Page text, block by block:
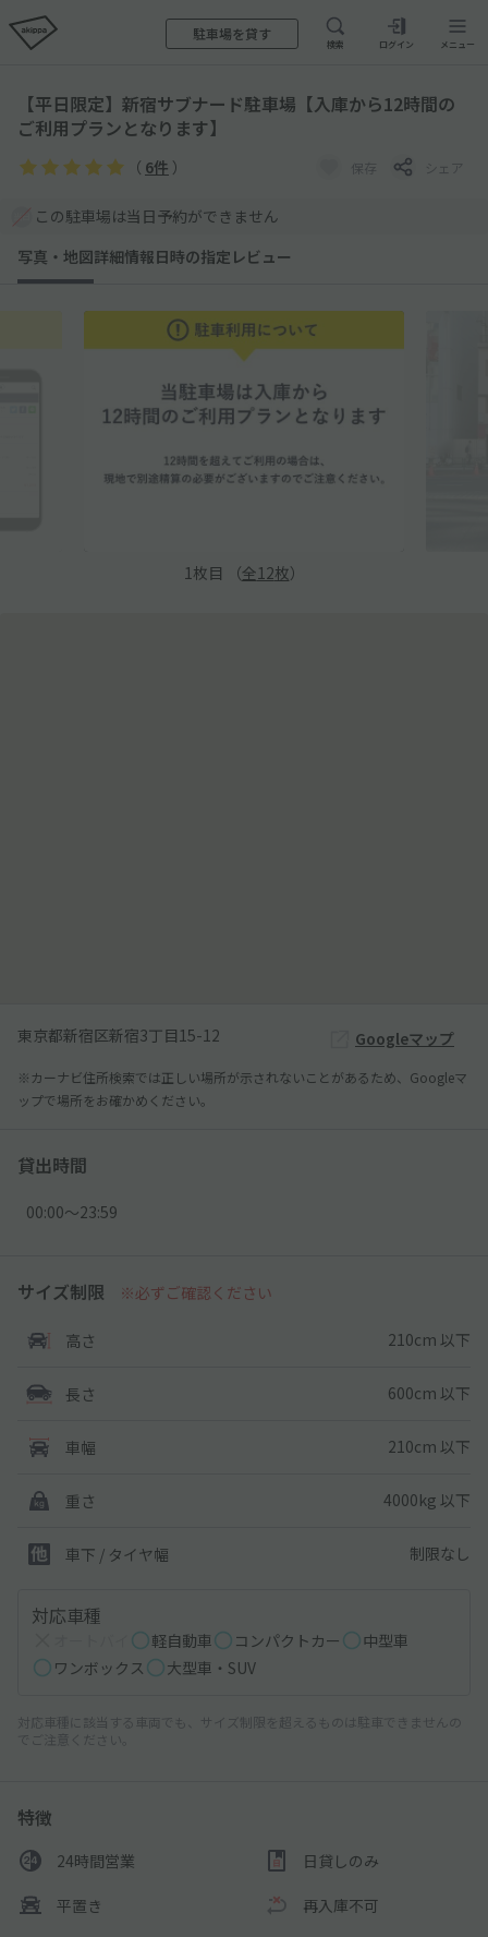
駐車場を貸す
検索 ログイン メニュー
【平日限定】新宿サブナード駐車場【入庫から12時間の
ご利用プランとなります】
（ 6件 ） 保存 シェア
この駐車場は当日予約ができません
写真・地図詳細情報日時の指定 レビュー
1 枚目 （全12枚）
東京都新宿区新宿3丁目15-12 Googleマップ
※カーナビ住所検索では正しい場所が示されないことがあるため、Googleマ
ップで場所をお確かめください。
貸出時間
00:00〜23:59
サイズ制限 ※必ずご確認ください
高さ 210cm 以下
長さ 600cm 以下
車幅 210cm 以下
重さ 4000kg 以下
車下 / タイヤ幅 制限なし
対応車種
軽自動車 コンパクトカー
中型車
ワンボックス
大型車・SUV
対応車種に該当する車両でも、サイズ制限を超えるものは駐車できませんの
でご注意ください。
特徴
24時間営業 日貸しのみ
平置き 再入庫不可